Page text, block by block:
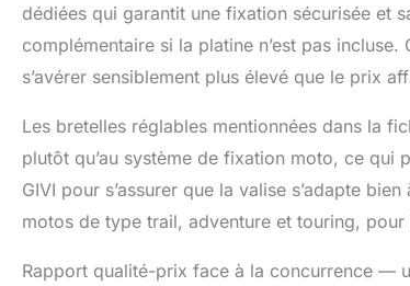
dédiées qui garantit une fixation sécurisée et
complémentaire si la platine n’est pas
s’avérer sensiblement plus élevé que le prix
Les bretelles réglables mentionnées dans la
plutôt qu’au système de fixation moto, ce
GIVI pour s’assurer que la valise s’adapte
motos de type trail, adventure et touring, pour
Rapport qualité-prix face à la concurrence —